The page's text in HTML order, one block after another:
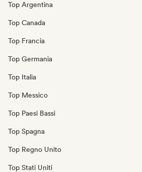
Top Argentina
Top Canada
Top Francia
Top Germania
Top Italia
Top Messico
Top Paesi Bassi
Top Spagna
Top Regno Unito
Top Stati Uniti